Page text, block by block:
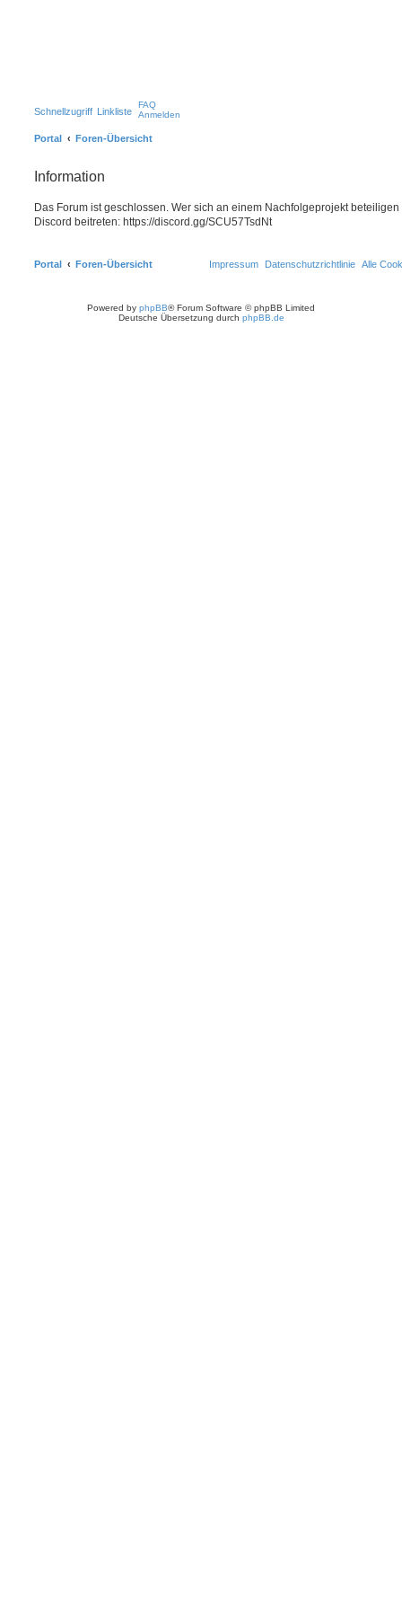
Schnellzugriff Linkliste
FAQ
Anmelden
Portal Foren-Übersicht
Information
Das Forum ist geschlossen. Wer sich an einem Nachfolgeprojekt
Discord beitreten: https://discord.gg/SCU57TsdNt
Portal Foren-Übersicht Alle
Datenschutzrichtlinie
Impressum
Powered by phpBB® Forum Software © phpBB Limited
Deutsche Übersetzung durch phpBB.de